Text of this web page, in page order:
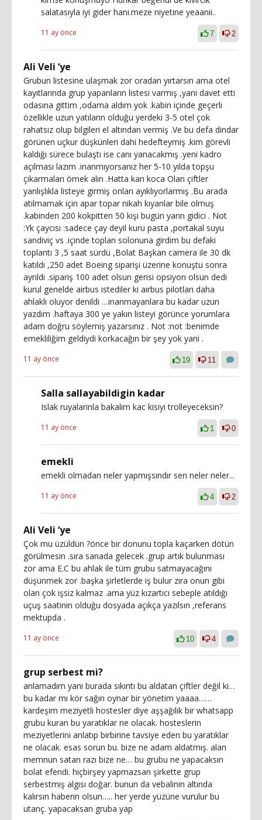
salatasıyla iyi gider hani.meze niyetine yeaanii..
11 ay önce 7 2
Ali Veli ‘ye
Grubun listesine ulaşmak zor oradan yırtarsın ama otel
kayıtlarında grup yapanların listesi varmış ,yani davet etti
odasına gittim ,odama aldım yok .kabin içinde geçerli
özellikle uzun yatıların olduğu yerdeki 3-5 otel çok
rahatsız olup bilgileri el altından vermiş .Ve bu defa dindar
görünen uçkur düşkünleri dahi hedefteymiş .kim görevli
kaldığı sürece bulaştı ise canı yanacakmış .yeni kadro
açılması lazım .inanmıyorsanız her 5-10 yılda topşu
çıkarmaları örnek alın .Hatta karı koca Olan çiftler
yanlışlıkla listeye girmiş onları ayıklıyorlarmış .Bu arada
atılmamak için apar topar nikah kıyanlar bile olmuş
.kabinden 200 kokpitten 50 kişi bugün yarın gidici . Not
:Yk çaycısı :sadece çay deyil kuru pasta ,portakal suyu
sandiviç vs .içinde toplan solonuna girdim bu defaki
toplantı 3 ,5 saat sürdü ,Bolat Başkan camera ile 30 dk
katıldı ,250 adet Boeing siparişi üzerine konuştu sonra
ayrıldı .sipariş 100 adet olsun gerisi opsiyon olsun dedi
kurul genelde airbus istediler ki airbus pilotları daha
ahlaklı oluyor denildi …inanmayanlara bu kadar uzun
yazdım .haftaya 300 ye yakın listeyi görünce yorumlara
adam doğru söylemiş yazarsınız . Not :not :benimde
emekliliğim geldiydi korkacağın bir şey yok yani .
11 ay önce 19 11
Salla sallayabildigin kadar
Islak ruyalarinla bakalim kac kisiyi trolleyeceksin?
11 ay önce 1 0
emekli
emekli olmadan neler yapmışsındır sen neler neler...
11 ay önce 4 2
Ali Veli ‘ye
Çok mu üzüldün ?önce bir donunu topla kaçarken dötün
görülmesin .sıra sanada gelecek .grup artık bulunması
zor ama E.C bu ahlak ile tüm grubu satmayacağını
düşünmek zor .başka şirletlerde iş bulur zira onun gibi
olan çok işsiz kalmaz .ama yüz kızartıcı sebeple atıldığı
uçuş saatinin olduğu dosyada açıkça yazılsın ,referans
mektupda .
11 ay önce 10 4
grup serbest mi?
anlamadım yani burada sıkıntı bu aldatan çiftler değil ki…
bu kadar mı kör sağırı oynar bir yönetim yaaaa……
kardeşim meziyetli hostesler diye aşşağılık bir whatsapp
grubu kuran bu yaratıklar ne olacak. hosteslerin
meziyetlerini anlatıp birbirine tavsiye eden bu yaratıklar
ne olacak. esas sorun bu. bize ne adam aldatmış. alan
memnun satan razı bize ne… bu grubu ne yapacaksın
bolat efendi. hiçbirşey yapmazsan şirkette grup
serbestmiş algısı doğar. bunun da vebalinin altında
kalırsın haberin olsun….. her yerde yüzüne vurulur bu
utanç. yapacaksan gruba yap